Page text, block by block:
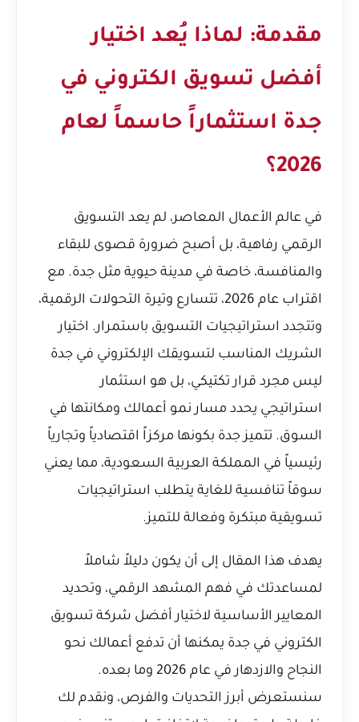
مقدمة: لماذا يُعد اختيار
أفضل تسويق الكتروني في
جدة استثماراً حاسماً لعام
2026؟
في عالم الأعمال المعاصر، لم يعد التسويق
الرقمي رفاهية، بل أصبح ضرورة قصوى للبقاء
والمنافسة، خاصة في مدينة حيوية مثل جدة. مع
اقتراب عام 2026، تتسارع وتيرة التحولات الرقمية،
وتتجدد استراتيجيات التسويق باستمرار. اختيار
الشريك المناسب لتسويقك الإلكتروني في جدة
ليس مجرد قرار تكتيكي، بل هو استثمار
استراتيجي يحدد مسار نمو أعمالك ومكانتها في
السوق. تتميز جدة بكونها مركزاً اقتصادياً وتجارياً
رئيسياً في المملكة العربية السعودية، مما يعني
سوقاً تنافسية للغاية يتطلب استراتيجيات
تسويقية مبتكرة وفعالة للتميز.
يهدف هذا المقال إلى أن يكون دليلاً شاملاً
لمساعدتك في فهم المشهد الرقمي، وتحديد
المعايير الأساسية لاختيار أفضل شركة تسويق
الكتروني في جدة يمكنها أن تدفع أعمالك نحو
النجاح والازدهار في عام 2026 وما بعده.
سنستعرض أبرز التحديات والفرص، ونقدم لك